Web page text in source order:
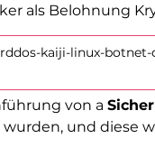
als Belohnung
kaiji-linux-botnet-
von a
und diese